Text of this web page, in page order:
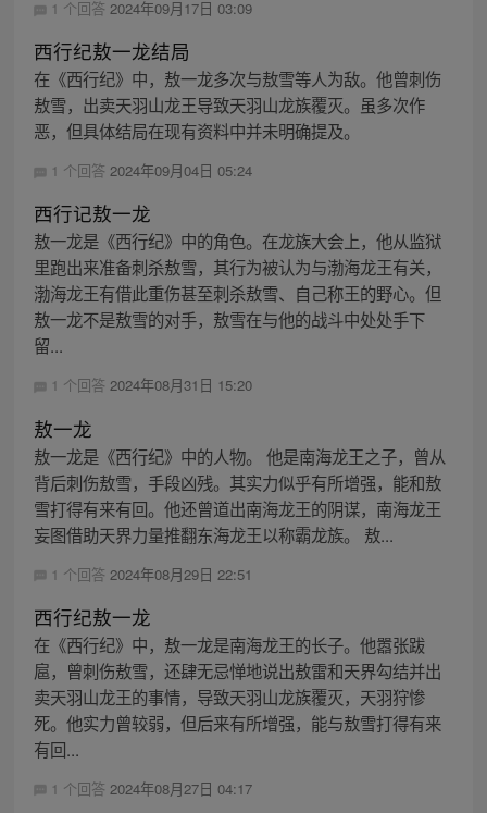
1 个回答 2024年09月17日 03:09
西行纪敖一龙结局
在《西行纪》中，敖一龙多次与敖雪等人为敌。他曾刺伤
敖雪，出卖天羽山龙王导致天羽山龙族覆灭。虽多次作
恶，但具体结局在现有资料中并未明确提及。
1 个回答 2024年09月04日 05:24
西行记敖一龙
敖一龙是《西行纪》中的角色。在龙族大会上，他从监狱
里跑出来准备刺杀敖雪，其行为被认为与渤海龙王有关，
渤海龙王有借此重伤甚至刺杀敖雪、自己称王的野心。但
敖一龙不是敖雪的对手，敖雪在与他的战斗中处处手下
留...
1 个回答 2024年08月31日 15:20
敖一龙
敖一龙是《西行纪》中的人物。 他是南海龙王之子，曾从
背后刺伤敖雪，手段凶残。其实力似乎有所增强，能和敖
雪打得有来有回。他还曾道出南海龙王的阴谋，南海龙王
妄图借助天界力量推翻东海龙王以称霸龙族。 敖...
1 个回答 2024年08月29日 22:51
西行纪敖一龙
在《西行纪》中，敖一龙是南海龙王的长子。他嚣张跋
扈，曾刺伤敖雪，还肆无忌惮地说出敖雷和天界勾结并出
卖天羽山龙王的事情，导致天羽山龙族覆灭，天羽狩惨
死。他实力曾较弱，但后来有所增强，能与敖雪打得有来
有回...
1 个回答 2024年08月27日 04:17